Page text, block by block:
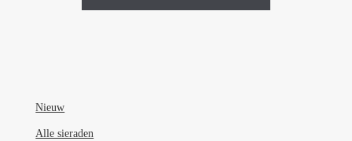
Nieuw
Alle sieraden